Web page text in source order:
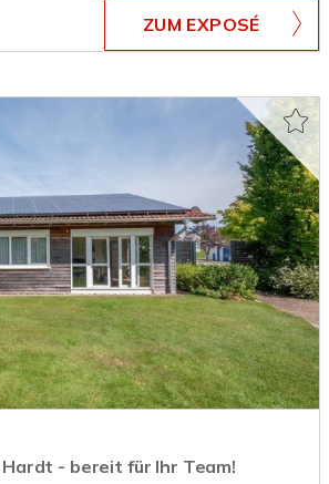
ZUM EXPOSÉ
- bereit für Ihr Team!